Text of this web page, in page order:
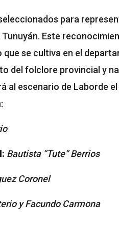
para
Este
se cultiva en el
del folclore provincial y
al escenario de Laborde
Bautista “Tute” Berrios
Coronel
y Facundo Carmona